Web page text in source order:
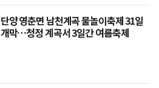
단양 영춘면 남천계곡 물놀이축제 31일
개막…청정 계곡서 3일간 여름축제